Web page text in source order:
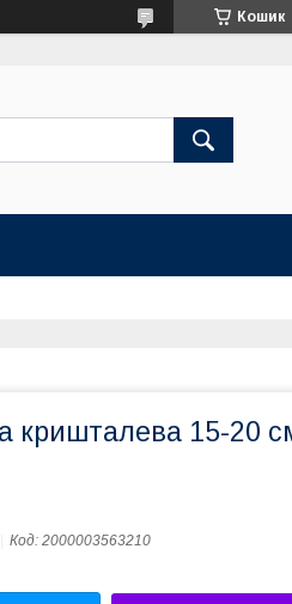
Кошик
кришталева 15-20
Код: 2000003563210